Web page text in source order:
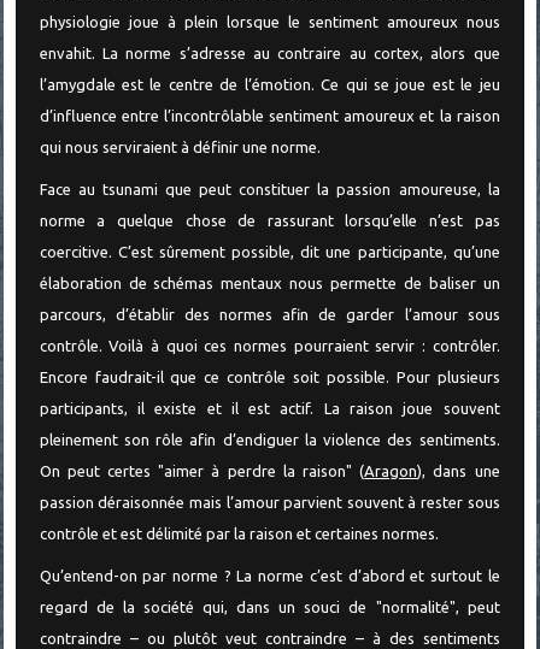
physiologie joue à plein lorsque le sentiment amoureux nous
envahit. La norme s’adresse au contraire au cortex, alors que
l’amygdale est le centre de l’émotion. Ce qui se joue est le jeu
d’influence entre l’incontrôlable sentiment amoureux et la raison
qui nous serviraient à définir une norme.
Face au tsunami que peut constituer la passion amoureuse, la
norme a quelque chose de rassurant lorsqu’elle n’est pas
coercitive. C’est sûrement possible, dit une participante, qu’une
élaboration de schémas mentaux nous permette de baliser un
parcours, d’établir des normes afin de garder l’amour sous
contrôle. Voilà à quoi ces normes pourraient servir : contrôler.
Encore faudrait-il que ce contrôle soit possible. Pour plusieurs
participants, il existe et il est actif. La raison joue souvent
pleinement son rôle afin d’endiguer la violence des sentiments.
On peut certes "aimer à perdre la raison" (Aragon), dans une
passion déraisonnée mais l’amour parvient souvent à rester sous
contrôle et est délimité par la raison et certaines normes.
Qu’entend-on par norme ? La norme c’est d’abord et surtout le
regard de la société qui, dans un souci de "normalité", peut
contraindre – ou plutôt veut contraindre – à des sentiments